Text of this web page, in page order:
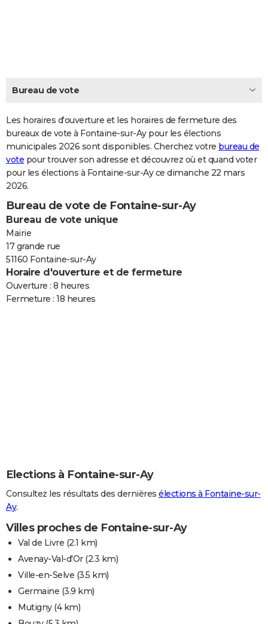
CARTE DE VOEUX
Dictionnaire
Biographies
Citations
Expressions
Proverbes
PROGRAMME TV
COPAINS D'AVANT
S'inscrire
Se connecter
Lycées
Collèges
Primaires
Universités
Entreprises
Service militaire
Avis de recherche
AVIS DE DÉCÈS
FORUM
Bricolage
Lifestyle
Culture
Sport
Auto
Television
Voyage
Cinema
Bureau de vote
Les horaires d'ouverture et les horaires de fermeture des
bureaux de vote à Fontaine-sur-Ay pour les élections
municipales 2026 sont disponibles. Cherchez votre bureau de
vote pour trouver son adresse et découvrez où et quand voter
pour les élections à Fontaine-sur-Ay ce dimanche 22 mars
2026.
Bureau de vote de Fontaine-sur-Ay
Bureau de vote unique
Mairie
17 grande rue
51160 Fontaine-sur-Ay
Horaire d'ouverture et de fermeture
Ouverture : 8 heures
Fermeture : 18 heures
Elections à Fontaine-sur-Ay
Consultez les résultats des dernières élections à Fontaine-sur-
Ay.
Villes proches de Fontaine-sur-Ay
Val de Livre (2.1 km)
Avenay-Val-d'Or(2.3 km)
Ville-en-Selve (3.5 km)
Germaine (3.9 km)
Mutigny(4 km)